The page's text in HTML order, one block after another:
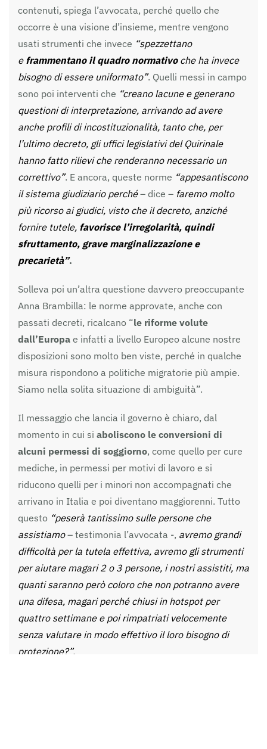
contenuti, spiega l’avvocata, perché quello che
occorre è una visione d’insieme, mentre vengono
usati strumenti che invece “spezzettano
e frammentano il quadro normativoche ha invece
bisogno di essere uniformato”. Quelli messi in campo
sono poi interventi che “creano lacune e generano
questioni di interpretazione, arrivando ad avere
anche profili di incostituzionalità, tanto che, per
l’ultimo decreto, gli uffici legislativi del Quirinale
hanno fatto rilievi che renderanno necessario un
correttivo”. E ancora, queste norme “appesantiscono
il sistema giudiziario perché– dice – faremo molto
più ricorso ai giudici, visto che il decreto, anziché
fornire tutele, favorisce l’irregolarità, quindi
sfruttamento, grave marginalizzazione e
precarietà”.
Solleva poi un’altra questione davvero preoccupante
Anna Brambilla: le norme approvate, anche con
passati decreti, ricalcano “le riforme volute
dall’Europa e infatti a livello Europeo alcune nostre
disposizioni sono molto ben viste, perché in qualche
misura rispondono a politiche migratorie più ampie.
Siamo nella solita situazione di ambiguità”.
Il messaggio che lancia il governo è chiaro, dal
momento in cui si aboliscono le conversioni di
alcuni permessi di soggiorno, come quello per cure
mediche, in permessi per motivi di lavoro e si
riducono quelli per i minori non accompagnati che
arrivano in Italia e poi diventano maggiorenni. Tutto
questo “peserà tantissimo sulle persone che
assistiamo– testimonia l’avvocata -, avremo grandi
difficoltà per la tutela effettiva, avremo gli strumenti
per aiutare magari 2 o 3 persone, i nostri assistiti, ma
quanti saranno però coloro che non potranno avere
una difesa, magari perché chiusi in hotspot per
quattro settimane e poi rimpatriati velocemente
senza valutare in modo effettivo il loro bisogno di
protezione?”.